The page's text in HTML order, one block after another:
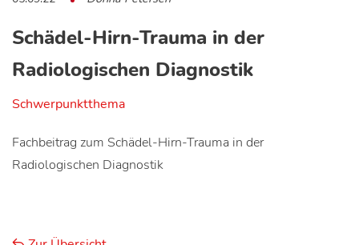
Schädel-Hirn-Trauma in der
Radiologischen Diagnostik
Schwerpunktthema
Fachbeitrag zum Schädel-Hirn-Trauma in der
Radiologischen Diagnostik